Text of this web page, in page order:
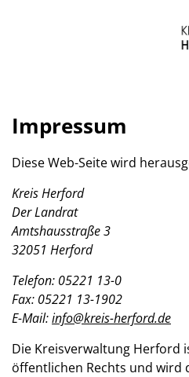
Impressum
Diese Web-Seite wird
Kreis Herford
Der Landrat
Amtshausstraße 3
32051 Herford
Telefon: 05221 13-0
Fax: 05221 13-1902
E-Mail:info@kreis-herford.de
Die Kreisverwaltung Herford
öffentlichen Rechts und wird